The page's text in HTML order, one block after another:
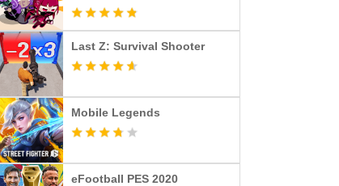
Last Z: Survival Shooter
Mobile Legends
eFootball PES 2020